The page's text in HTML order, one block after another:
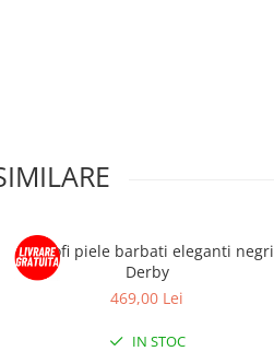
Pantofi piele barbati eleganti negri
Derby
469,00 Lei
IN STOC